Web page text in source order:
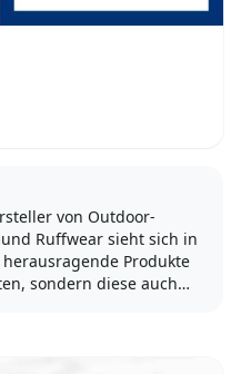
von Outdoor-
Ruffwear sieht sich in
Produkte
sondern diese auch